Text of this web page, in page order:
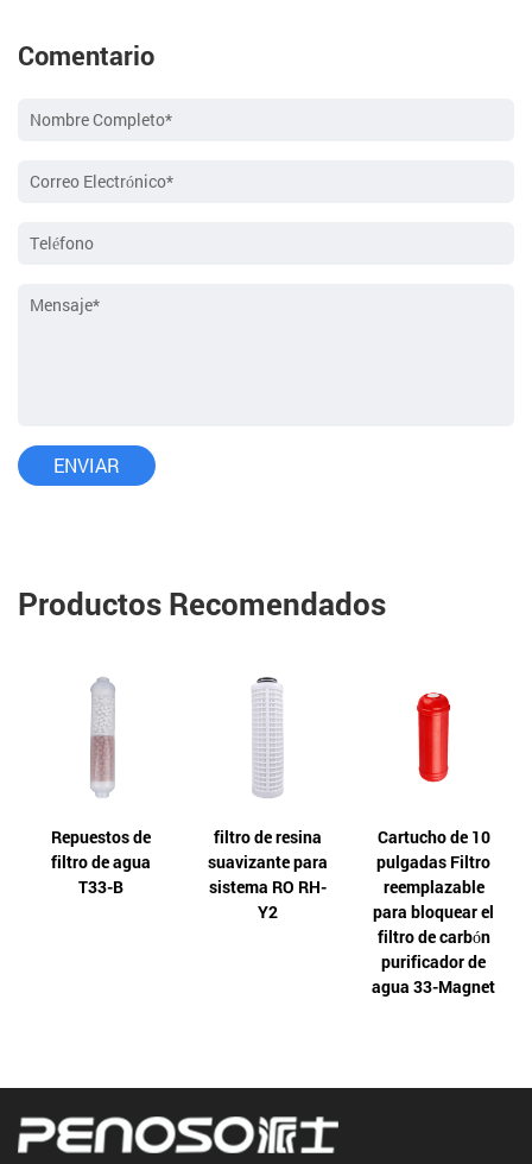
Comentario
Productos Recomendados
Repuestos de
filtro de agua
T33-B
filtro de resina
suavizante para
sistema RO RH-
Y2
Cartucho de 10
pulgadas Filtro
reemplazable
para bloquear el
filtro de carbón
purificador de
agua 33-Magnet